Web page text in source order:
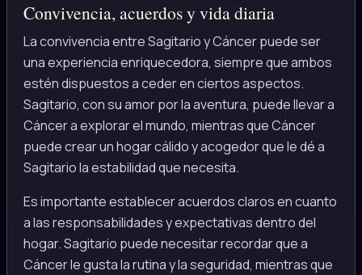
Convivencia, acuerdos y vida diaria
La convivencia entre Sagitario y Cáncer puede ser
una experiencia enriquecedora, siempre que ambos
estén dispuestos a ceder en ciertos aspectos.
Sagitario, con su amor por la aventura, puede llevar a
Cáncer a explorar el mundo, mientras que Cáncer
puede crear un hogar cálido y acogedor que le dé a
Sagitario la estabilidad que necesita.
Es importante establecer acuerdos claros en cuanto
a las responsabilidades y expectativas dentro del
hogar. Sagitario puede necesitar recordar que a
Cáncer le gusta la rutina y la seguridad, mientras que